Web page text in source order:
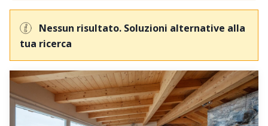
Nessun risultato. Soluzioni alternative alla
tua ricerca